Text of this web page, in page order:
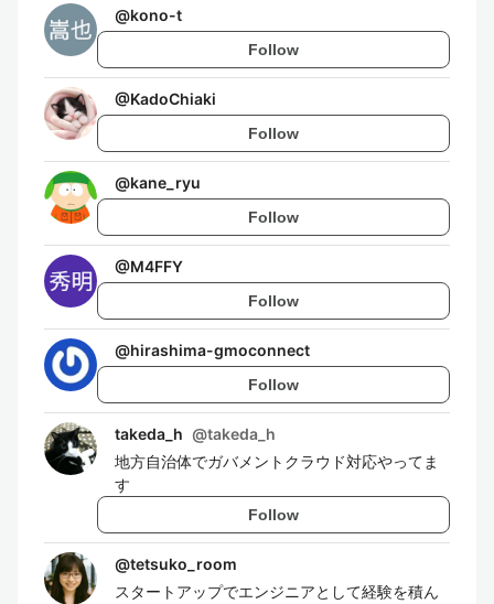
@kono-t
Follow
@KadoChiaki
Follow
@kane_ryu
Follow
@M4FFY
Follow
@hirashima-gmoconnect
Follow
takeda_h @takeda_h
地方自治体でガバメントクラウド対応やってま
す
Follow
@tetsuko_room
スタートアップでエンジニアとして経験を積ん